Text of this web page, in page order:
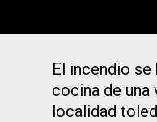
El incendio se
cocina de una
localidad